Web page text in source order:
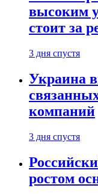
высоким
стоит за
3 дня спустя
Украина
компаний
3 дня спустя
ростом